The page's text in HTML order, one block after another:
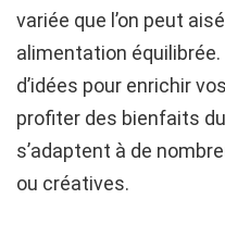
variée que l’on peut
alimentation
d’idées pour enrichir
profiter des bienfaits
s’adaptent à de
ou créatives.